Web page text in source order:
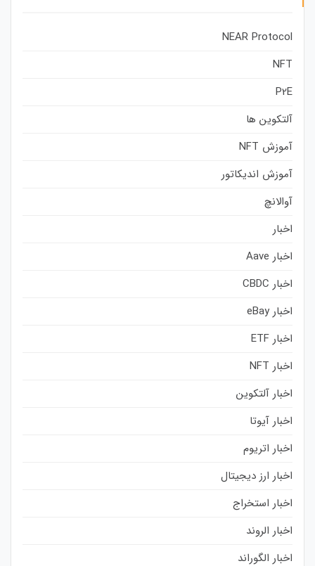
NEAR Protocol
NFT
P2E
آلتکوین ها
آموزش NFT
آموزش اندیکاتور
آوالانچ
اخبار
اخبار Aave
اخبار CBDC
اخبار eBay
اخبار ETF
اخبار NFT
اخبار آلتکوین
اخبار آیوتا
اخبار اتریوم
اخبار ارز دیجیتال
اخبار استخراج
اخبار الروند
اخبار الگوراند